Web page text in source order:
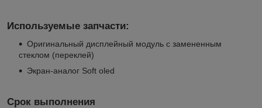
Используемые запчасти:
Оригинальный дисплейный модуль с замененным
стеклом (переклей)
Экран-аналог Soft oled
Срок выполнения